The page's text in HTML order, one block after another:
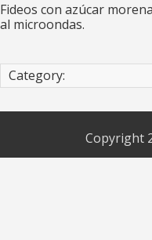
Fideos con azúcar
al microondas.
Category:
Copyright